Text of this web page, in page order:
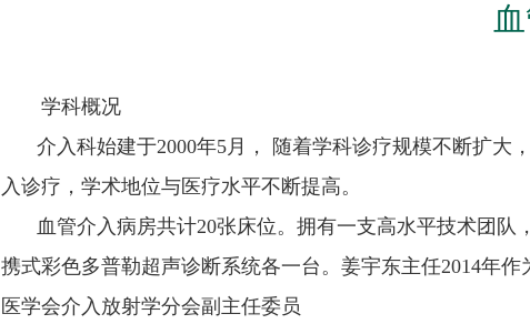
学科概况
介入科始建于2000年5月， 随着学科诊疗规模不断扩大
入诊疗，学术地位与医疗水平不断提高。
血管介入病房共计20张床位。拥有一支高水平技术团
携式彩色多普勒超声诊断系统各一台。姜宇东主任2014年
医学会介入放射学分会副主任委员